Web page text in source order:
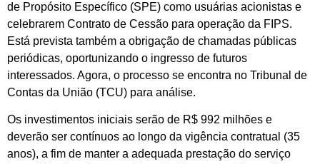
de Propósito Específico (SPE) como usuárias acionistas e
celebrarem Contrato de Cessão para operação da FIPS.
Está prevista também a obrigação de chamadas públicas
periódicas, oportunizando o ingresso de futuros
interessados. Agora, o processo se encontra no Tribunal de
Contas da União (TCU) para análise.
Os investimentos iniciais serão de R$ 992 milhões e
deverão ser contínuos ao longo da vigência contratual (35
anos), a fim de manter a adequada prestação do serviço